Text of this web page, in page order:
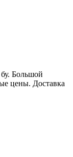
Большой
цены. Доставка